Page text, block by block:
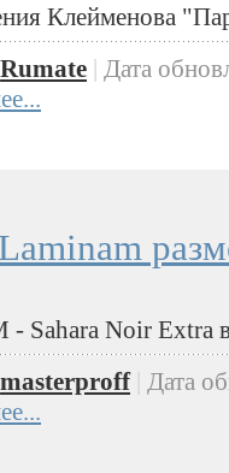
Клейменова
Rumate | Дата
- Sahara Noir Extra
masterproff|
Дата